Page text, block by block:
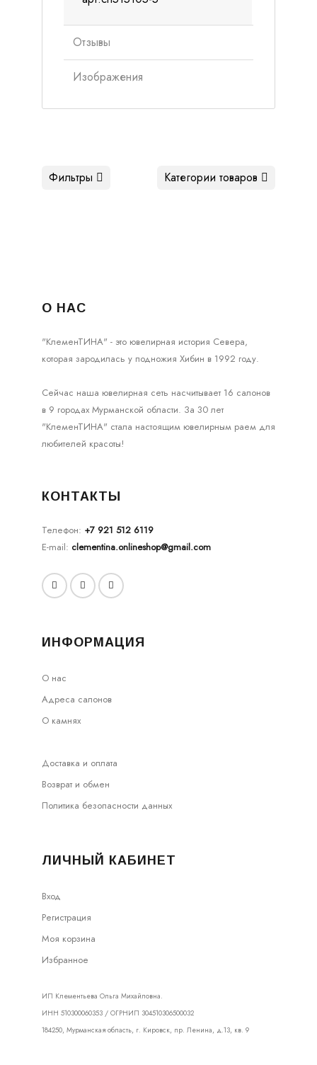
Отзывы
Изображения
Категории товаров
Фильтры
О НАС
"КлеменТИНА" - это ювелирная история Севера,
которая зародилась у подножия Хибин в 1992 году.
Сейчас наша ювелирная сеть насчитывает 16 салонов
в 9 городах Мурманской области. За 30 лет
"КлеменТИНА" стала настоящим ювелирным раем для
любителей красоты!
КОНТАКТЫ
Телефон: +7 921 512 6119
E-mail: clementina.onlineshop@gmail.com
ИНФОРМАЦИЯ
О нас
Адреса салонов
О камнях
Доставка и оплата
Возврат и обмен
Политика безопасности данных
ЛИЧНЫЙ КАБИНЕТ
Вход
Регистрация
Моя корзина
Избранное
ИП Клементьева Ольга Михайловна.
ИНН 510300060353 / ОГРНИП 304510306500032
184250, Мурманская область, г. Кировск, пр. Ленина, д.13, кв. 9